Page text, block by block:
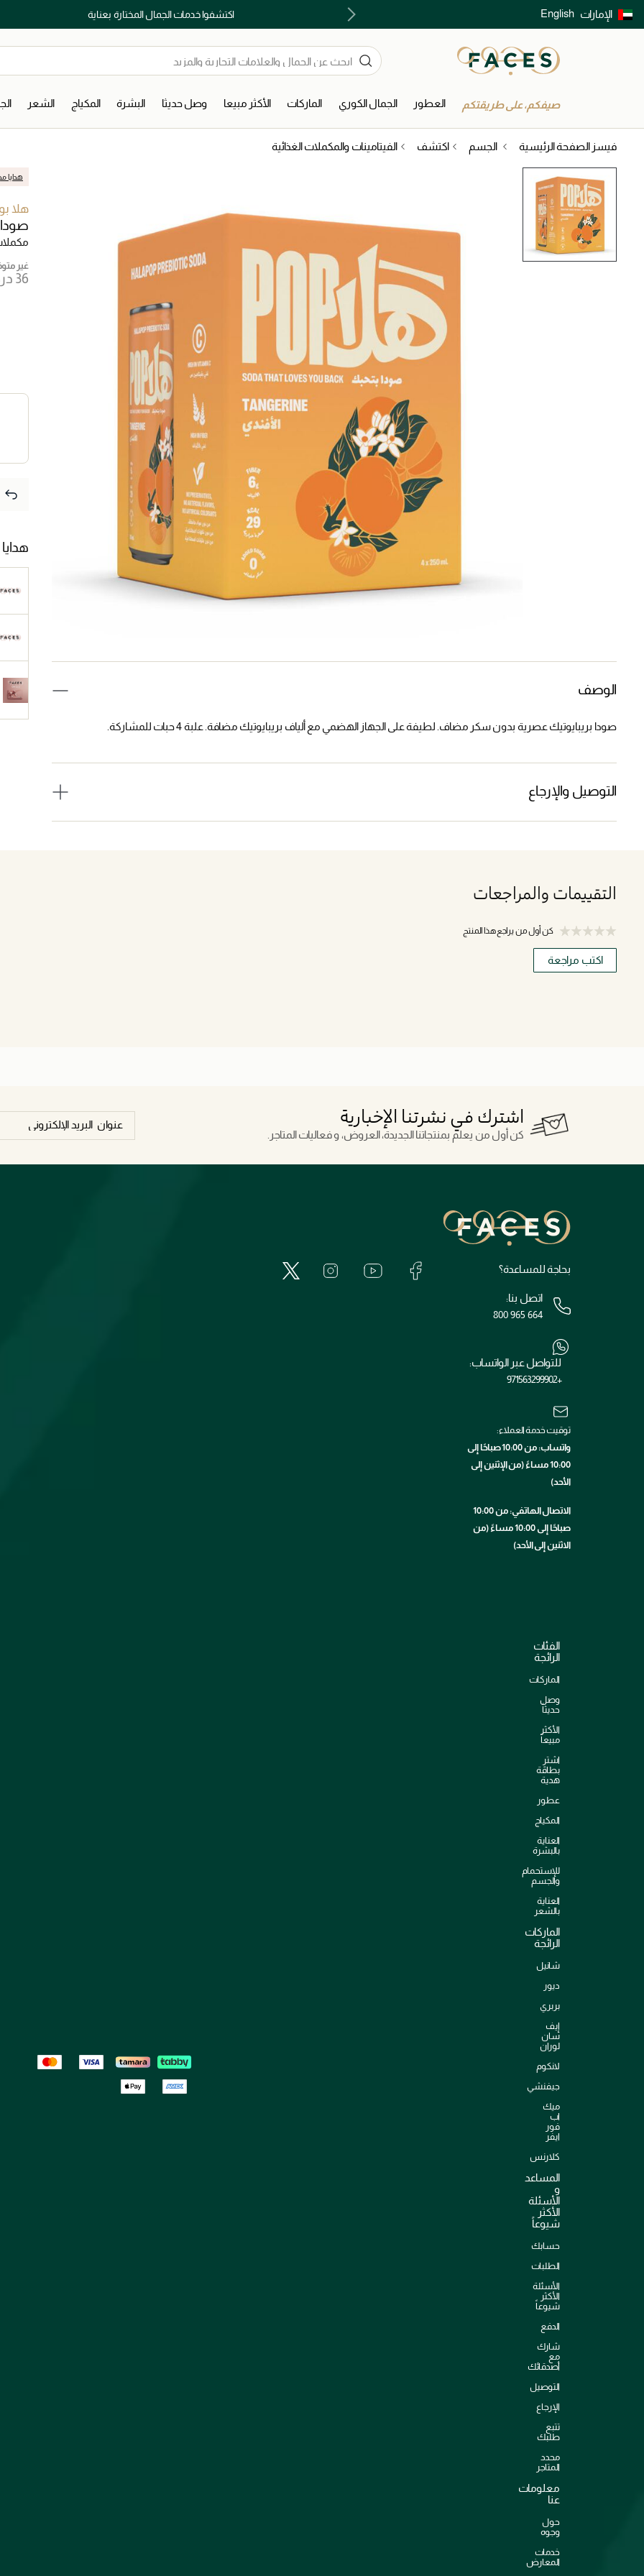
الإمارات English اكتشفوا خدمات الجمال المختارة بعناية توصيل سريع على جميع الطلبات ما فوق 299 درهم
صيفكم، على طريقتكم العطور الجمال الكوري الماركات الأكثر مبيعا وصل حديثا البشرة المكياج الشعر
فيسز الصفحة الرئيسية الجسم اكتشف الفيتامينات والمكملات الغذائية
الوصف
صودا بريبايوتيك عصرية بدون سكر مضاف. لطيفة على الجهاز الهضمي مع ألياف بريبايوتيك مضافة. علبة 4 حبات للمشاركة.
التوصيل والإرجاع
هدايا
هلا
صودا
غير
التقييمات والمراجعات
كن أول من يراجع هذا المنتج
اكتب مراجعة
اشترك في نشرتنا الإخبارية
كن أول من يعلم بمنتجاتنا الجديدة، العروض، و فعاليات المتاجر.
بحاجة للمساعدة؟
اتصل بنا:
800 965 664
للتواصل عبر الواتساب:
+971563299902
توقيت خدمة العملاء:
واتساب: من 10:00 صباحًا إلى
10:00 مساءً (من الإثنين إلى
الأحد)
الاتصال الهاتفي: من 10:00
صباحًا إلى 10:00 مساءً (من
الاثنين إلى الأحد)
الفئات
الرائجة
الماركات
وصل
حديثاً
الأكثر
مبيعاً
اشترِ
بطاقة
هدية
عطور
المكياج
العناية
بالبشرة
للإستحمام
والجسم
العناية
بالشعر
الماركات
الرائجة
شانيل
ديور
بربري
إيف
سان
لوران
لانكوم
جيفنشي
ميك
اب
فور
ايفر
كلارنس
المساعد
و
الأسئلة
الأكثر
شيوعاً
حسابك
الطلبات
الأسئلة
الأكثر
شيوعاً
الدفع
شارك
مع
أصدقائك
التوصيل
الإرجاع
تتبع
طلبك
محدد
المتاجر
معلومات
عنا
حول
وجوه
خدمات
المعارض